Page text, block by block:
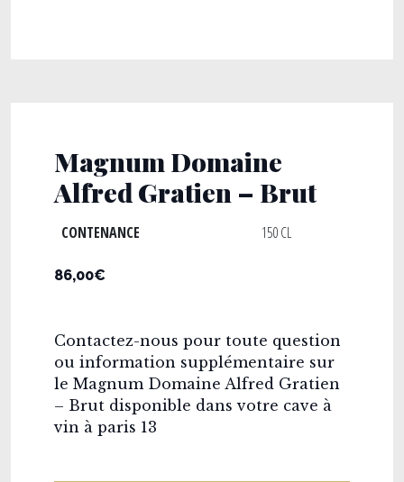
Magnum Domaine
Alfred Gratien – Brut
CONTENANCE 150 CL
86,00€
Contactez-nous pour toute question
ou information supplémentaire sur
le Magnum Domaine Alfred Gratien
– Brut disponible dans votre cave à
vin à paris 13